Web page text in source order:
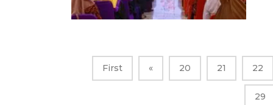
First « 20 21 22
29